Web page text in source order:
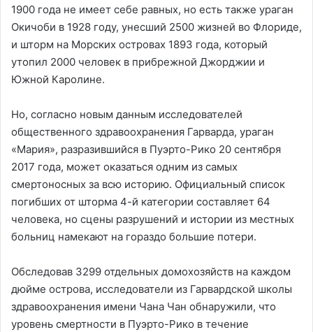
1900 года не имеет себе равных, но есть также ураган
Окичоби в 1928 году, унесший 2500 жизней во Флориде,
и шторм на Морских островах 1893 года, который
утопил 2000 человек в прибрежной Джорджии и
Южной Каролине.
Но, согласно новым данным исследователей
общественного здравоохранения Гарварда, ураган
«Мария», разразившийся в Пуэрто-Рико 20 сентября
2017 года, может оказаться одним из самых
смертоносных за всю историю. Официальный список
погибших от шторма 4-й категории составляет 64
человека, но сцены разрушений и истории из местных
больниц намекают на гораздо большие потери.
Обследовав 3299 отдельных домохозяйств на каждом
дюйме острова, исследователи из Гарвардской школы
здравоохранения имени Чана Чан обнаружили, что
уровень смертности в Пуэрто-Рико в течение